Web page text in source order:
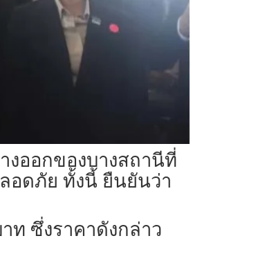
งออกของบางสถานีที่
อดภัย ทั้งนี้ ยืนยันว่า
ท ซึ่งราคาดังกล่าว